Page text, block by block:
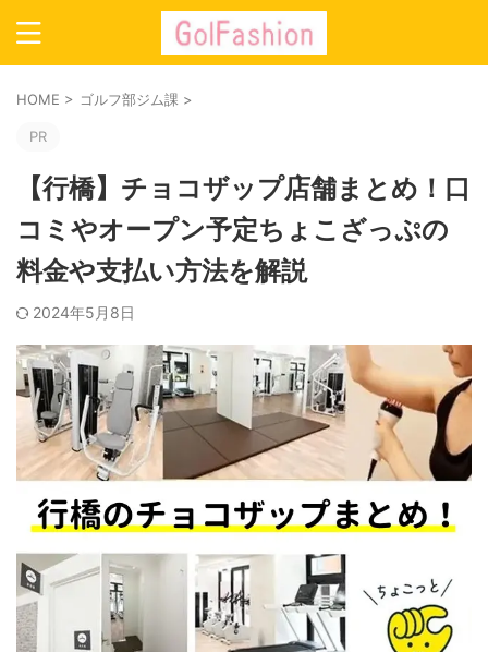
HOME > ゴルフ部ジム課 >
PR
【行橋】チョコザップ店舗まとめ！口
コミやオープン予定ちょこざっぷの
料金や支払い方法を解説
2024年5月8日